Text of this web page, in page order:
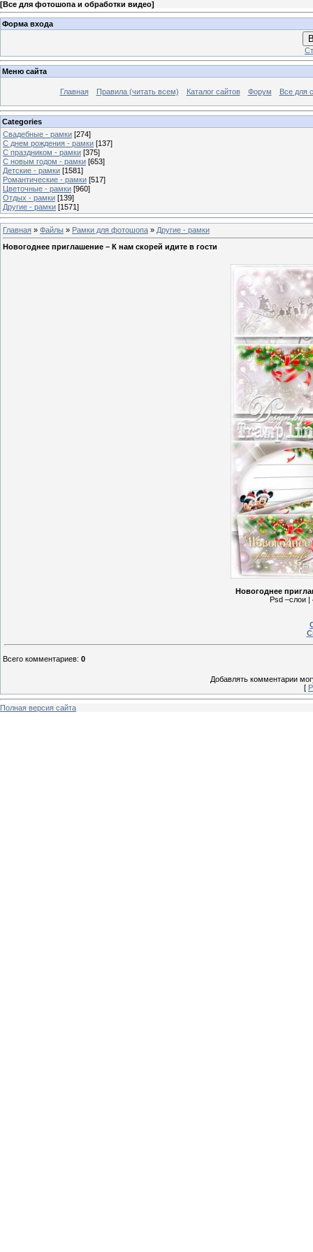
[Все для фотошопа и обработки видео]
Форма входа
Меню сайта
Главная Правила (читать всем) Каталог сайтов Форум Все для
Categories
Свадебные - рамки [274]
С днем рождения - рамки [137]
С праздником - рамки [375]
С новым годом - рамки [653]
Детские - рамки [1581]
Романтические - рамки [517]
Цветочные - рамки [960]
Отдых - рамки [139]
Другие - рамки [1571]
Главная » Файлы » Рамки для фотошопа » Другие - рамки
Новогоднее приглашение – К нам скорей идите в гости
Новогоднее
Psd –слои |
Всего комментариев: 0
Добавлять комментарии
[
Полная версия сайта